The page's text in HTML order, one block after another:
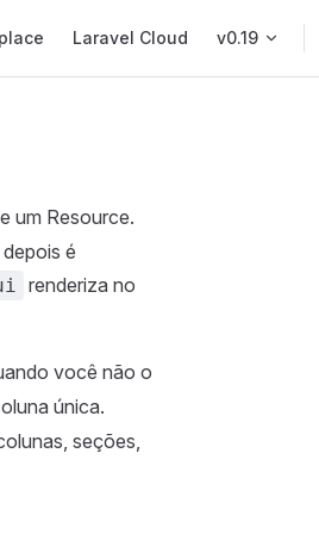
Laravel Cloud v0.19
um Resource.
é
renderiza no
você não o
única.
seções,